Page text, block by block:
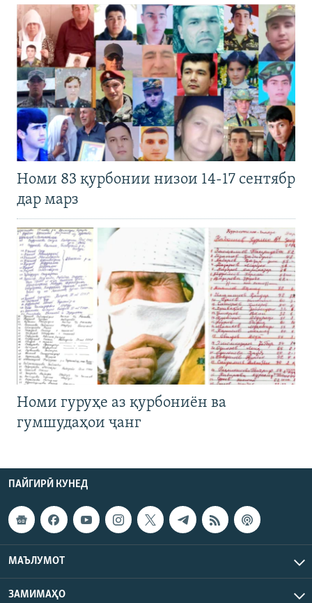
Номи 83 қурбонии низои 14-17 сентябр
дар марз
Номи гуруҳе аз қурбониён ва
гумшудаҳои ҷанг
ПАЙГИРӢ КУНЕД
МАЪЛУМОТ
ЗАМИМАҲО